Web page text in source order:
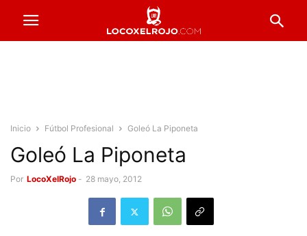
Inicio Fútbol Profesional Goleó La Piponeta
Goleó La Piponeta
Por LocoXelRojo - 28 mayo, 2012